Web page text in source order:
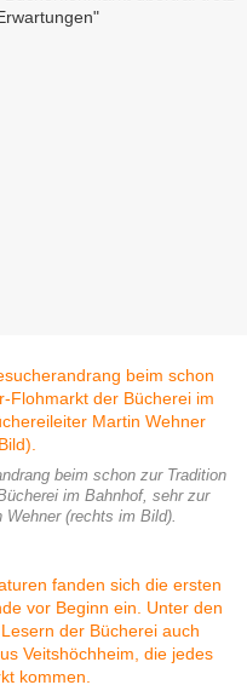
beim schon zur Tradition
im Bahnhof, sehr zur
(rechts im Bild).